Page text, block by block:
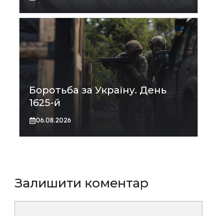
Боротьба за Україну. День
1625-й
06.08.2026
Залишити коментар